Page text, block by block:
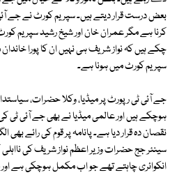
بعض درست قرار دیتے ہیں۔ سپریم کورٹ نے جے
کرنا ہے مگر عمران خان اور شیخ رشید سپریم
چکے ہیں کہ نواز شریف ہی نہیں ان کا پورا
سپریم کورٹ میں ہونا ہے۔
جے آئی ٹی رپورٹ پر میڈیا، وکلا حضرات،
ہوچکے ہیں اور عالمی میڈیا نے بھی جے آئی ٹی
نقصان دہ قرار دیا ہے۔ پانامہ پر قوم کی رائے
سینئر جج حضرات وزیر اعظم نواز شریف کی
انکوائری چاہتے تھے جو اب مکمل ہوچکی ہے